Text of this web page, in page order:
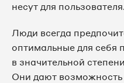
несут для пользователя.
Люди всегда
оптимальные для себя
в значительной
Они дают возможность